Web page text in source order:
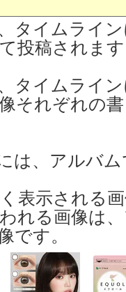
タイムライ
投稿されま
タイムライ
それぞれの
は、アルバ
表示される
れる画像は
です。